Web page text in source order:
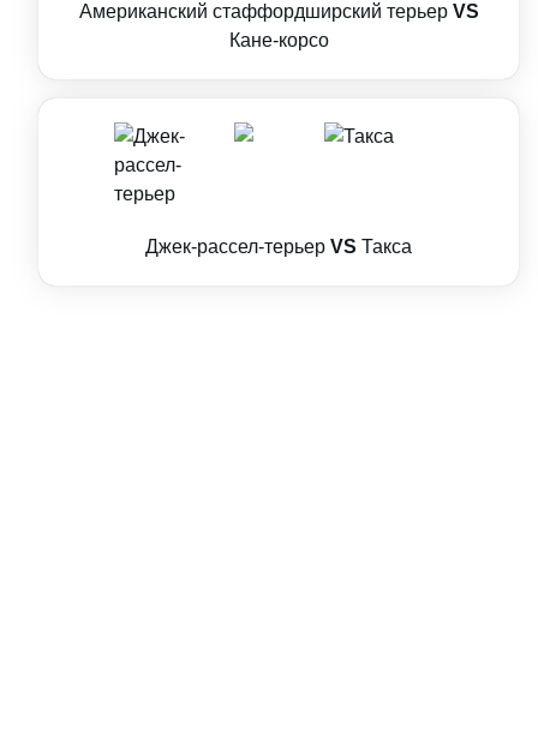
Американский стаффордширский терьер VS
Кане-корсо
Джек-рассел-терьер VS Такса